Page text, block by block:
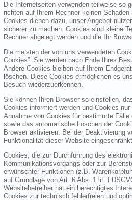
Die Internetseiten verwenden teilweise so
richten auf Ihrem Rechner keinen
Cookies dienen dazu, unser Angebot
sicherer zu machen. Cookies sind kleine
Rechner abgelegt werden und die Ihr
Die meisten der von uns verwendeten
Cookies”. Sie werden nach Ende Ihres
Andere Cookies bleiben auf Ihrem
löschen. Diese Cookies ermöglichen es
Besuch wiederzuerkennen.
Sie können Ihren Browser so einstellen,
Cookies informiert werden und Cookies
Annahme von Cookies für bestimmte
sowie das automatische Löschen der
Browser aktivieren. Bei der Deaktivierung
Funktionalität dieser Website
Cookies, die zur Durchführung des
Kommunikationsvorgangs oder zur
erwünschter Funktionen (z.B.
auf Grundlage von Art. 6 Abs. 1 lit. f
Websitebetreiber hat ein berechtigtes
Cookies zur technisch fehlerfreien und